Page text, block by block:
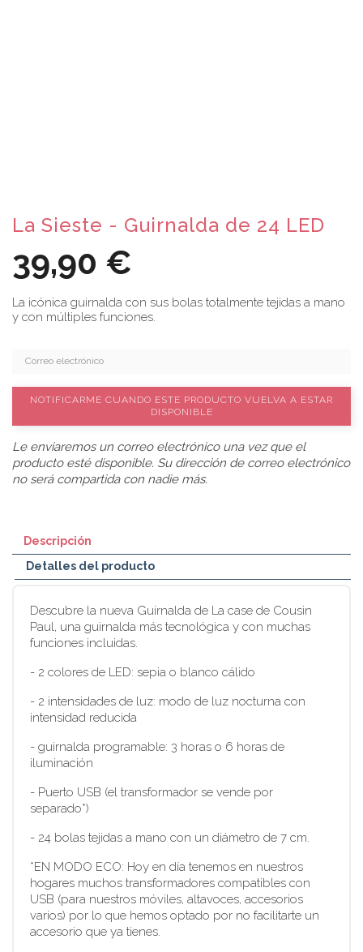
La Sieste - Guirnalda de 24 LED
39,90 €
La icónica guirnalda con sus bolas totalmente tejidas a mano
y con múltiples funciones.
NOTIFICARME CUANDO ESTE PRODUCTO VUELVA A ESTAR
DISPONIBLE
Le enviaremos un correo electrónico una vez que el
producto esté disponible. Su dirección de correo electrónico
no será compartida con nadie más.
Descripción
Detalles del producto
Descubre la nueva Guirnalda de La case de Cousin
Paul, una guirnalda más tecnológica y con muchas
funciones incluidas.
- 2 colores de LED: sepia o blanco cálido
- 2 intensidades de luz: modo de luz nocturna con
intensidad reducida
- guirnalda programable: 3 horas o 6 horas de
iluminación
- Puerto USB (el transformador se vende por
separado*)
- 24 bolas tejidas a mano con un diámetro de 7 cm.
*EN MODO ECO: Hoy en día tenemos en nuestros
hogares muchos transformadores compatibles con
USB (para nuestros móviles, altavoces, accesorios
varios) por lo que hemos optado por no facilitarte un
accesorio que ya tienes.